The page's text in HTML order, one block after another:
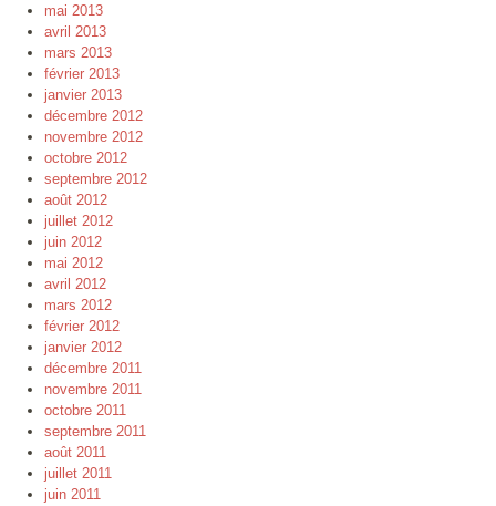
mai 2013
avril 2013
mars 2013
février 2013
janvier 2013
décembre 2012
novembre 2012
octobre 2012
septembre 2012
août 2012
juillet 2012
juin 2012
mai 2012
avril 2012
mars 2012
février 2012
janvier 2012
décembre 2011
novembre 2011
octobre 2011
septembre 2011
août 2011
juillet 2011
juin 2011